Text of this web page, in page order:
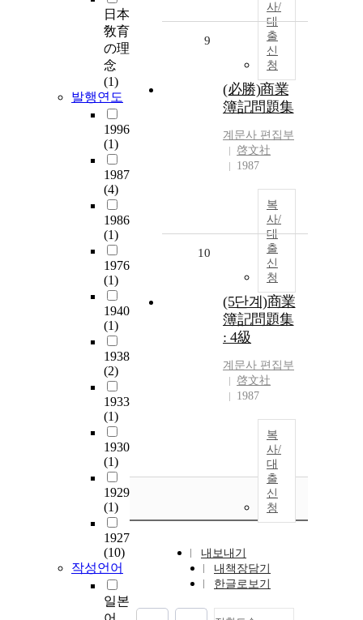
日本
敎育
の理
念
(1)
발행연도
1996
(1)
1987
(4)
1986
(1)
1976
(1)
1940
(1)
1938
(2)
1933
(1)
1930
(1)
1929
(1)
1927
(10)
작성언어
일본
사/
대
출
신
청
9
(必勝)商業
簿記問題集
계문사 편집부
啓文社
1987
복
사/
대
출
신
청
10
(5단계)商業
簿記問題集
: 4級
계문사 편집부
啓文社
1987
복
사/
대
출
신
청
내보내기
내책장담기
한글로보기